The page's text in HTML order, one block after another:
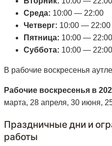
Среда: 10:00 — 22:00
Четверг: 10:00 — 22:00
Пятница: 10:00 — 22:00
Суббота: 10:00 — 22:00
В рабочие воскресенья
Рабочие воскресенья в
марта, 28 апреля, 30 июня,
Праздничные дни и
работы